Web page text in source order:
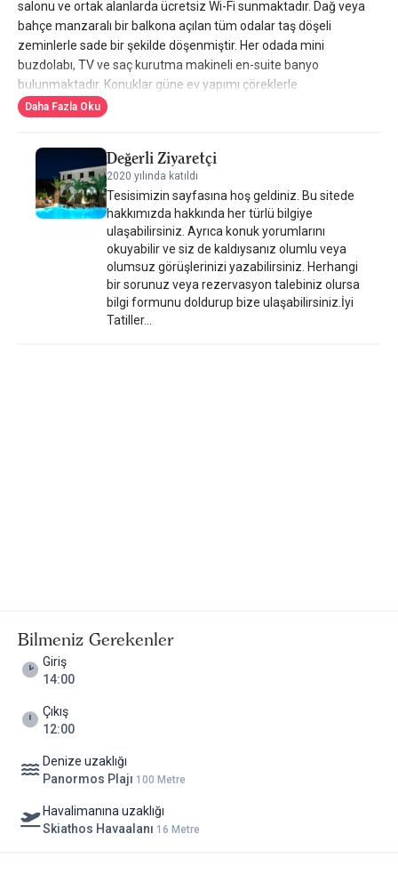
salonu ve ortak alanlarda ücretsiz Wi-Fi sunmaktadır. Dağ veya
bahçe manzaralı bir balkona açılan tüm odalar taş döşeli
zeminlerle sade bir şekilde döşenmiştir. Her odada mini
buzdolabı, TV ve saç kurutma makineli en-suite banyo
bulunmaktadır. Konuklar güne ev yapımı çöreklerle
zenginleştirilmiş açık büfe kahvaltı ile başlayabilirler. Havuz
Afroditi, Milia ve Kastani plajlarına 1 km mesafede yer
almaktadır. Skopelos'un ana kenti ve limanı 11 km uzaklıktadır.
Tesis bünyesinde ücretsiz özel otopark mevcuttur. Bu tesis
ayrıca Panormos Skopelos bölgesindeki en iyi değer olarak da
değerlendirilmektedir! Konuklar, bu şehirdeki diğer tesislerle
karşılaştırıldığında paralarının karşılığını daha fazla alıyor.
Daha Fazla Oku
Değerli Ziyaretçi
2020 yılında katıldı
Tesisimizin sayfasına hoş geldiniz. Bu sitede
hakkımızda hakkında her türlü bilgiye
ulaşabilirsiniz. Ayrıca konuk yorumlarını
okuyabilir ve siz de kaldıysanız olumlu veya
olumsuz görüşlerinizi yazabilirsiniz. Herhangi
bir sorunuz veya rezervasyon talebiniz olursa
bilgi formunu doldurup bize ulaşabilirsiniz.İyi
Tatiller...
Bilmeniz Gerekenler
Giriş
14:00
Çıkış
12:00
Denize uzaklığı
Panormos Plajı 100 Metre
Havalimanına uzaklığı
Skiathos Havaalanı 16 Metre